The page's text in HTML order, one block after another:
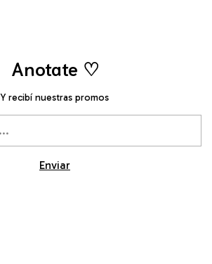
Anotate ♡
Y recibí nuestras promos